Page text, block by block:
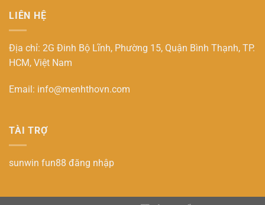
LIÊN HỆ
Địa chỉ: 2G Đinh Bộ Lĩnh, Phường 15, Quận Bình Thạnh, TP.
HCM, Việt Nam
Email: info@menhthovn.com
TÀI TRỢ
sunwin fun88 đăng nhập